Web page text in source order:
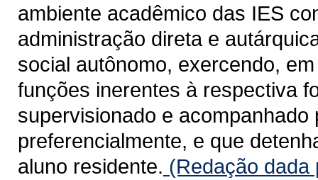
ambiente acadêmico das IES
administração direta e
social autônomo, exercendo,
funções inerentes à respectiva
supervisionado e
preferencialmente, e que
aluno residente. (Redação dada